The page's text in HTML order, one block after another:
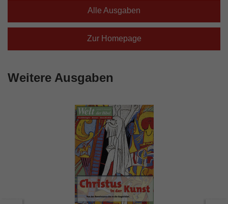
Alle Ausgaben
Zur Homepage
Weitere Ausgaben